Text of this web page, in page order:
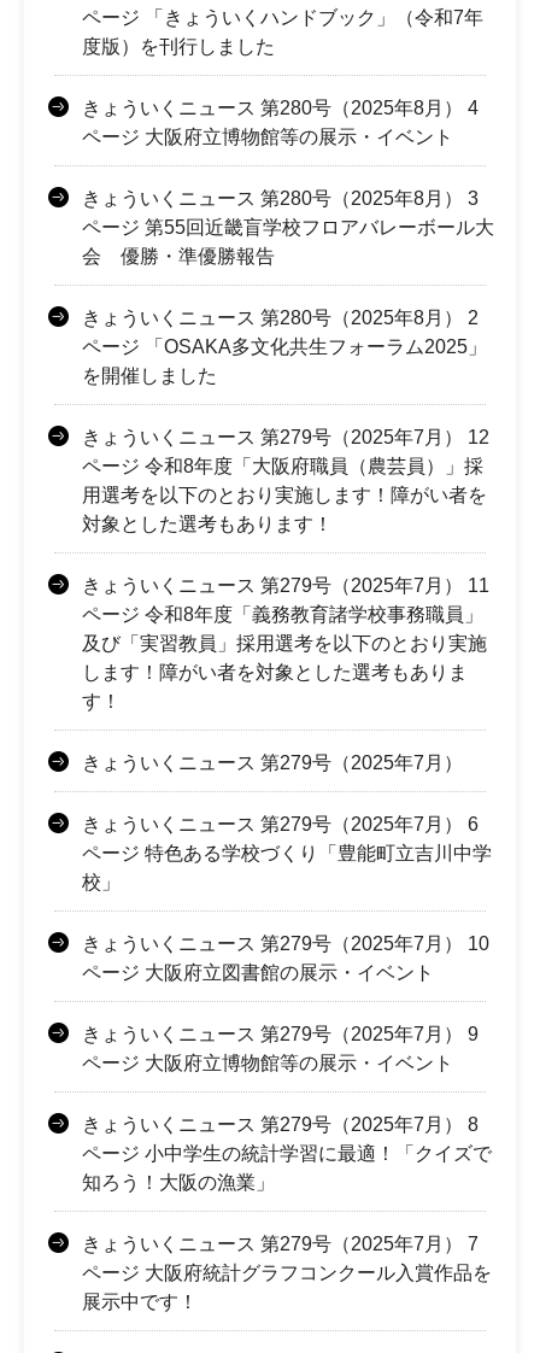
ページ 「きょういくハンドブック」（令和7年
度版）を刊行しました
きょういくニュース 第280号（2025年8月） 4
ページ 大阪府立博物館等の展示・イベント
きょういくニュース 第280号（2025年8月） 3
ページ 第55回近畿盲学校フロアバレーボール大
会 優勝・準優勝報告
きょういくニュース 第280号（2025年8月） 2
ページ 「OSAKA多文化共生フォーラム2025」
を開催しました
きょういくニュース 第279号（2025年7月） 12
ページ 令和8年度「大阪府職員（農芸員）」採
用選考を以下のとおり実施します！障がい者を
対象とした選考もあります！
きょういくニュース 第279号（2025年7月） 11
ページ 令和8年度「義務教育諸学校事務職員」
及び「実習教員」採用選考を以下のとおり実施
します！障がい者を対象とした選考もありま
す！
きょういくニュース 第279号（2025年7月）
きょういくニュース 第279号（2025年7月） 6
ページ 特色ある学校づくり「豊能町立吉川中学
校」
きょういくニュース 第279号（2025年7月） 10
ページ 大阪府立図書館の展示・イベント
きょういくニュース 第279号（2025年7月） 9
ページ 大阪府立博物館等の展示・イベント
きょういくニュース 第279号（2025年7月） 8
ページ 小中学生の統計学習に最適！「クイズで
知ろう！大阪の漁業」
きょういくニュース 第279号（2025年7月） 7
ページ 大阪府統計グラフコンクール入賞作品を
展示中です！